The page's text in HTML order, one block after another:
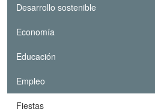
Desarrollo sostenible
Economía
Educación
Empleo
Fiestas